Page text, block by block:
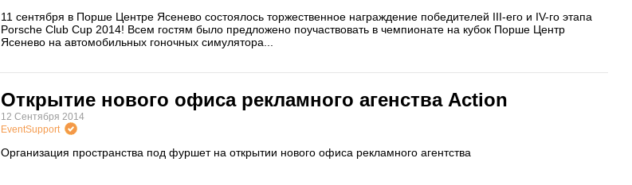
11 сентября в Порше Центре Ясенево состоялось торжественное награждение победителей III-его и IV-го этапа
Porsche Club Cup 2014! Всем гостям было предложено поучаствовать в чемпионате на кубок Порше Центр
Ясенево на автомобильных гоночных симулятора...
Открытие нового офиса рекламного агенства Action
12 Сентября 2014
EventSupport
Организация пространства под фуршет на открытии нового офиса рекламного агентства